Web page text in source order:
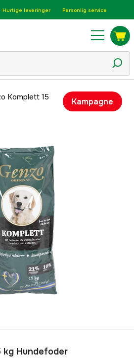
Hurtige leveringer Personlig service
Komplett 15
Kampagne
kg Hundefoder